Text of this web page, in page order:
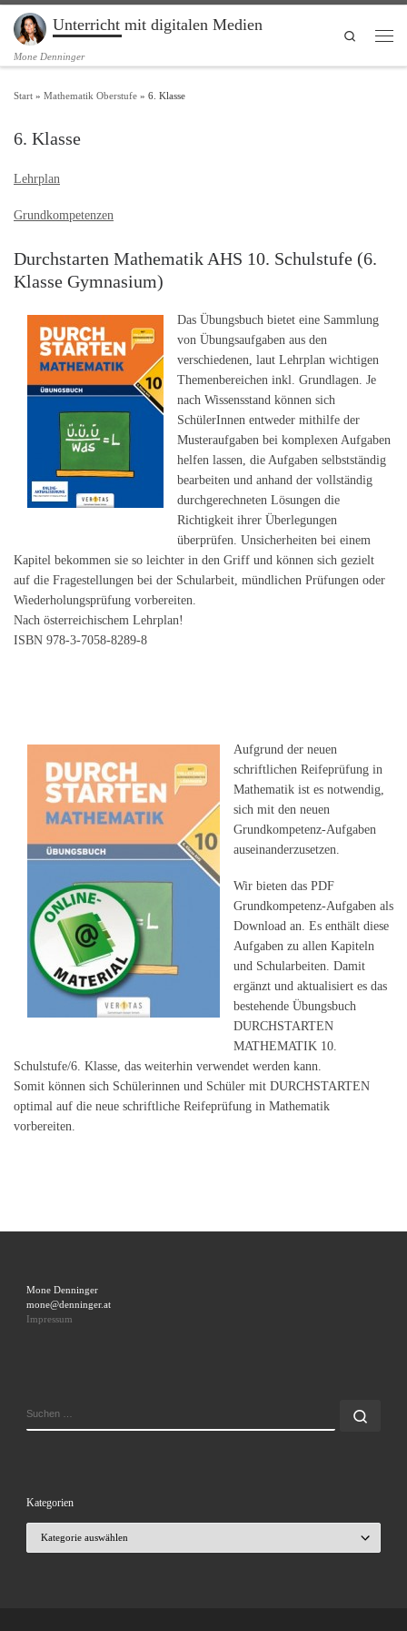
Zum Inhalt springen
Unterricht mit digitalen Medien
Mone Denninger
Search
Start » Mathematik Oberstufe » 6. Klasse
6. Klasse
Lehrplan
Grundkompetenzen
Durchstarten Mathematik AHS 10. Schulstufe (6.
Klasse Gymnasium)
Das Übungsbuch bietet eine Sammlung
von Übungsaufgaben aus den
verschiedenen, laut Lehrplan wichtigen
Themenbereichen inkl. Grundlagen. Je
nach Wissensstand können sich
SchülerInnen entweder mithilfe der
Musteraufgaben bei komplexen Aufgaben
helfen lassen, die Aufgaben selbstständig
bearbeiten und anhand der vollständig
durchgerechneten Lösungen die
Richtigkeit ihrer Überlegungen
überprüfen. Unsicherheiten bei einem
Kapitel bekommen sie so leichter in den Griff und können sich gezielt
auf die Fragestellungen bei der Schularbeit, mündlichen Prüfungen oder
Wiederholungsprüfung vorbereiten.
Nach österreichischem Lehrplan!
ISBN 978-3-7058-8289-8
Aufgrund der neuen
schriftlichen Reifeprüfung in
Mathematik ist es notwendig,
sich mit den neuen
Grundkompetenz-Aufgaben
auseinanderzusetzen.
Wir bieten das PDF
Grundkompetenz-Aufgaben als
Download an. Es enthält diese
Aufgaben zu allen Kapiteln
und Schularbeiten. Damit
ergänzt und aktualisiert es das
bestehende Übungsbuch
DURCHSTARTEN
MATHEMATIK 10.
Schulstufe/6. Klasse, das weiterhin verwendet werden kann.
Somit können sich Schülerinnen und Schüler mit DURCHSTARTEN
optimal auf die neue schriftliche Reifeprüfung in Mathematik
vorbereiten.
Mone Denninger
mone@denninger.at
Impressum
Kategorien